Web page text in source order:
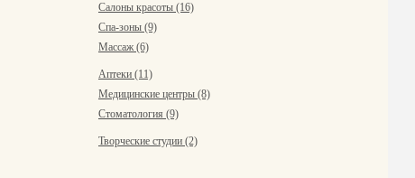
Салоны красоты (16)
Спа-зоны (9)
Массаж (6)
Аптеки (11)
Медицинские центры (8)
Стоматология (9)
Творческие студии (2)